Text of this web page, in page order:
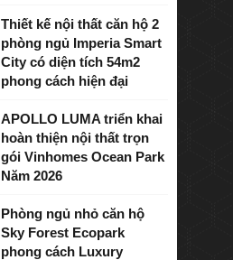
Thiết kế nội thất căn hộ 2
phòng ngủ Imperia Smart
City có diện tích 54m2
phong cách hiện đại
APOLLO LUMA triển khai
hoàn thiện nội thất trọn
gói Vinhomes Ocean Park
Năm 2026
Phòng ngủ nhỏ căn hộ
Sky Forest Ecopark
phong cách Luxury